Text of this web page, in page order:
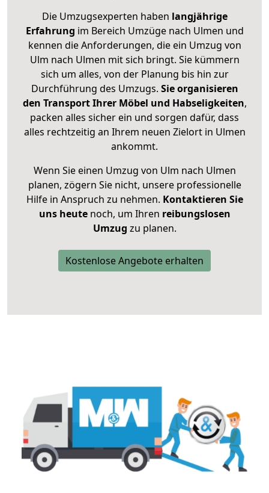
Die Umzugsexperten haben langjährige
Erfahrung im Bereich Umzüge nach Ulmen und
kennen die Anforderungen, die ein Umzug von
Ulm nach Ulmen mit sich bringt. Sie kümmern
sich um alles, von der Planung bis hin zur
Durchführung des Umzugs. Sie organisieren
den Transport Ihrer Möbel und Habseligkeiten,
packen alles sicher ein und sorgen dafür, dass
alles rechtzeitig an Ihrem neuen Zielort in Ulmen
ankommt.
Wenn Sie einen Umzug von Ulm nach Ulmen
planen, zögern Sie nicht, unsere professionelle
Hilfe in Anspruch zu nehmen. Kontaktieren Sie
uns heutenoch, um Ihren reibungslosen
Umzug zu planen.
Kostenlose Angebote erhalten